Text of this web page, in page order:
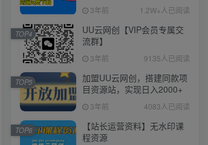
3年前 1.2W+人已阅读
UU云网创【VIP会员专属交
流群】
3年前 9135人已阅读
TOP4
加盟UU云网创，搭建同款项
目资源站，实现日入2000+
3年前 4083人已阅读
TOP5
【站长运营资料】无水印课
程资源
TOP6